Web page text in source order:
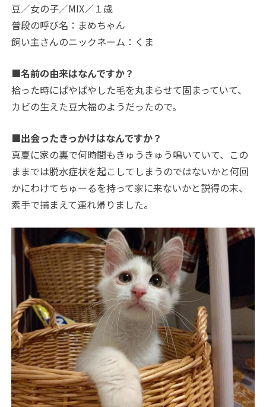
豆／女の子／MIX／１歳
普段の呼び名：まめちゃん
飼い主さんのニックネーム：くま
■名前の由来はなんですか？
拾った時にぱやぱやした毛を丸まらせて固まっていて、
カビの生えた豆大福のようだったので。
■出会ったきっかけはなんですか？
真夏に家の裏で何時間もきゅうきゅう鳴いていて、この
ままでは脱水症状を起こしてしまうのではないかと何回
かにわけてちゅーるを持って家に来ないかと説得の末、
素手で捕まえて連れ帰りました。